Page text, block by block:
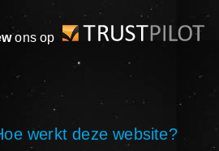
ons op
werkt deze website?